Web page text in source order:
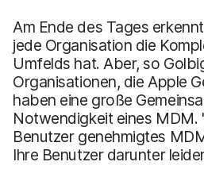
Am Ende des Tages
jede Organisation die
Umfelds hat. Aber, so
Organisationen, die Apple
haben eine große
Notwendigkeit eines MDM.
Benutzer genehmigtes
Ihre Benutzer darunter